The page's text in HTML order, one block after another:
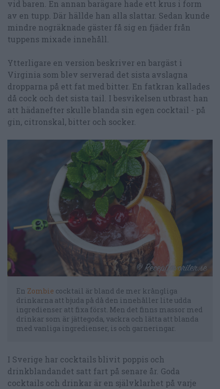
vid baren. En annan barägare hade ett krus i form
av en tupp. Där hällde han alla slattar. Sedan kunde
mindre nogräknade gäster få sig en fjäder från
tuppens mixade innehåll.
Ytterligare en version beskriver en bargäst i
Virginia som blev serverad det sista avslagna
dropparna på ett fat med bitter. En fatkran kallades
då cock och det sista tail. I besvikelsen utbrast han
att hädanefter skulle blanda sin egen cocktail - på
gin, citronskal, bitter och socker.
En Zombie cocktail är bland de mer krångliga
drinkarna att bjuda på då den innehåller lite udda
ingredienser att fixa först. Men det finns massor med
drinkar som är jättegoda, vackra och lätta att blanda
med vanliga ingredienser, is och garneringar.
I Sverige har cocktails blivit poppis och
drinkblandandet satt fart på senare år. Goda
cocktails och drinkar är en självklarhet på varje